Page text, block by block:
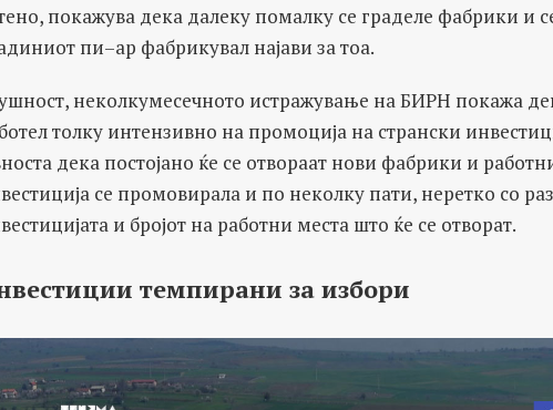
покажува дека далеку помалку се граделе фабрики и
пи–ар фабрикувал најави за тоа.
неколкумесечното истражување на БИРН покажа
толку интензивно на промоција на странски
дека постојано ќе се отвораат нови фабрики и
се промовирала и по неколку пати, неретко со
и бројот на работни места што ќе се отворат.
темпирани за избори